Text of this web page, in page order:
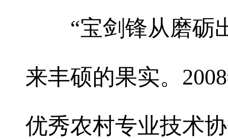
“宝剑锋从磨砺出
来丰硕的果实。
优秀农村专业技术